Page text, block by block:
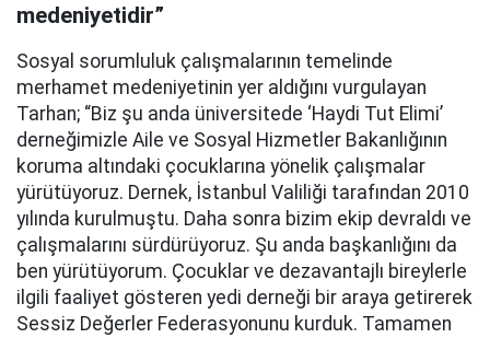
medeniyetidir”
Sosyal sorumluluk çalışmalarının temelinde
merhamet medeniyetinin yer aldığını vurgulayan
Tarhan; “Biz şu anda üniversitede ‘Haydi Tut Elimi’
derneğimizle Aile ve Sosyal Hizmetler Bakanlığının
koruma altındaki çocuklarına yönelik çalışmalar
yürütüyoruz. Dernek, İstanbul Valiliği tarafından 2010
yılında kurulmuştu. Daha sonra bizim ekip devraldı ve
çalışmalarını sürdürüyoruz. Şu anda başkanlığını da
ben yürütüyorum. Çocuklar ve dezavantajlı bireylerle
ilgili faaliyet gösteren yedi derneği bir araya getirerek
Sessiz Değerler Federasyonunu kurduk. Tamamen